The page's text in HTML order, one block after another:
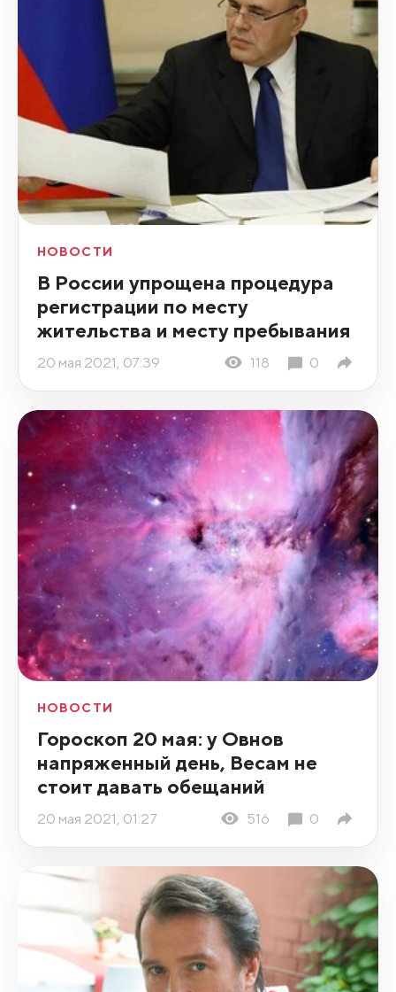
НОВОСТИ
В России упрощена процедура
регистрации по месту
жительства и месту пребывания
20 мая 2021, 07:39 118 0
НОВОСТИ
Гороскоп 20 мая: у Овнов
напряженный день, Весам не
стоит давать обещаний
20 мая 2021, 01:27 516 0